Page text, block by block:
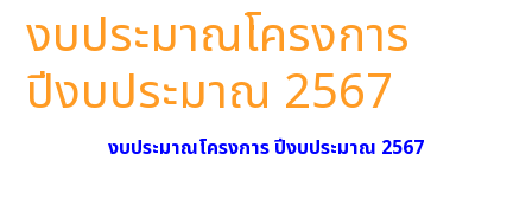
งบประมาณโครงการ
ปีงบประมาณ 2567
งบประมาณโครงการ ปีงบประมาณ 2567